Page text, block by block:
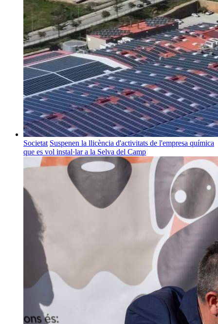
Societat Suspenen la llicència d'activitats de l'empresa química
que es vol instal·lar a la Selva del Camp